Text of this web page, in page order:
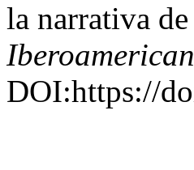
la narrativa
DOI:https://